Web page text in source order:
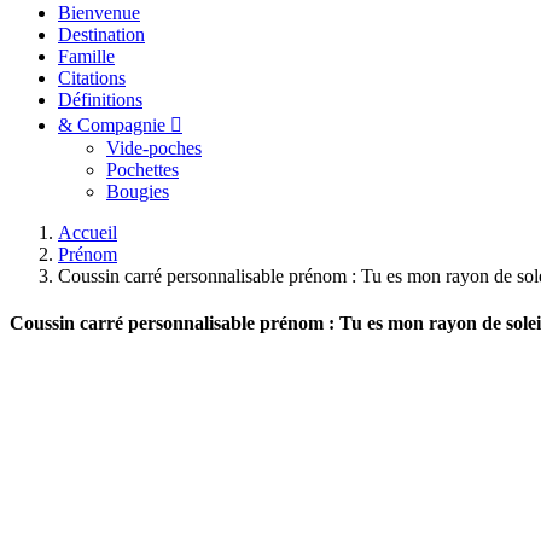
Bienvenue
Destination
Famille
Citations
Définitions
& Compagnie
Vide-poches
Pochettes
Bougies
Accueil
Prénom
Coussin carré personnalisable prénom : Tu es mon rayon de
Coussin carré personnalisable prénom : Tu es mon rayon de